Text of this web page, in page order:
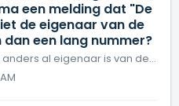
een melding dat "De
de eigenaar van de
een lang nummer?
Dit betekent dat iemand anders al eigenaar is van de administratie. Vaak is het een van uw medewerkers of heeft u een ander e-mailadres gebruikt om in te lo...